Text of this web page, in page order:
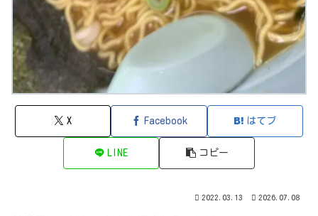
X Facebook はてブ
LINE コピー
2022.03.13 2026.07.08